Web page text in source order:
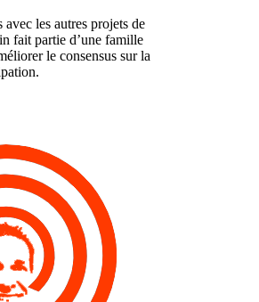
les autres projets de
fait partie d’une famille
le consensus sur la